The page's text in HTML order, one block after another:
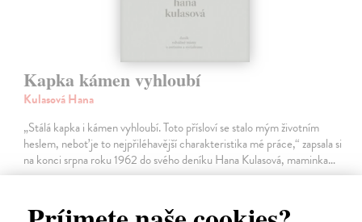
Kapka kámen vyhloubí
Kulasová Hana
„Stálá kapka i kámen vyhloubí. Toto přísloví se stalo mým životním
heslem, neboť je to nejpřiléhavější charakteristika mé práce,“ zapsala si
na konci srpna roku 1962 do svého deníku Hana Kulasová, maminka…
13,60 € ?